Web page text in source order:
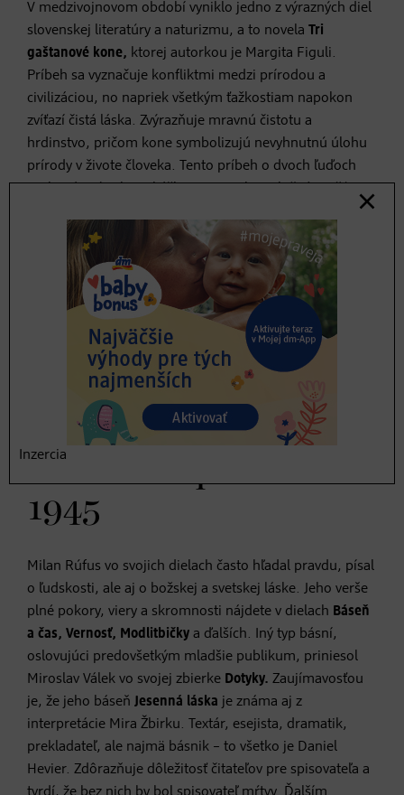
V medzivojnovom období vyniklo jedno z výrazných diel
slovenskej literatúry a naturizmu, a to novela Tri
gaštanové kone, ktorej autorkou je Margita Figuli.
Príbeh sa vyznačuje konfliktmi medzi prírodou a
civilizáciou, no napriek všetkým ťažkostiam napokon
zvíťazí čistá láska. Zvýrazňuje mravnú čistotu a
hrdinstvo, pričom kone symbolizujú nevyhnutnú úlohu
prírody v živote človeka. Tento príbeh o dvoch ľuďoch
prekonávajúcich prekážky na ceste k spoločnému šťastiu
predstavuje bujnú mužskú silu.
1945
Milan Rúfus vo svojich dielach často hľadal pravdu, písal
o ľudskosti, ale aj o božskej a svetskej láske. Jeho verše
plné pokory, viery a skromnosti nájdete v dielach Báseň
a čas, Vernosť, Modlitbičky a ďalších. Iný typ básní,
oslovujúci predovšetkým mladšie publikum, priniesol
Miroslav Válek vo svojej zbierke Dotyky. Zaujímavosťou
je, že jeho báseň Jesenná láska je známa aj z
interpretácie Mira Žbirku. Textár, esejista, dramatik,
prekladateľ, ale najmä básnik – to všetko je Daniel
Hevier. Zdôrazňuje dôležitosť čitateľov pre spisovateľa a
Inzercia